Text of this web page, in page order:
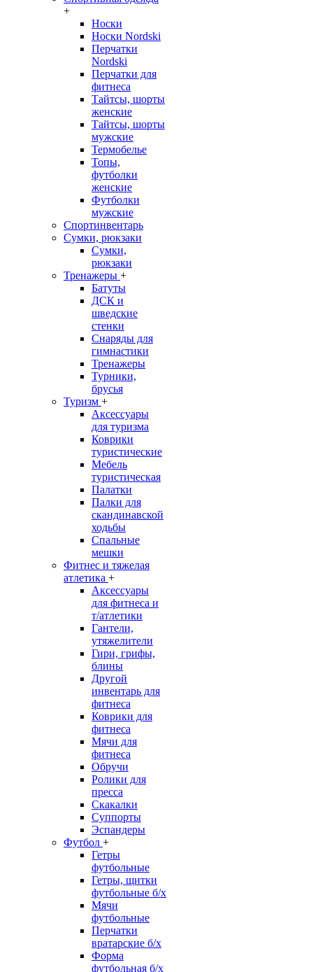
+
Носки
Носки Nordski
Перчатки
Nordski
Перчатки для
фитнеса
Тайтсы, шорты
женские
Тайтсы, шорты
мужские
Термобелье
Топы,
футболки
женские
Футболки
мужские
Спортинвентарь
Сумки, рюкзаки
Сумки,
рюкзаки
Тренажеры +
Батуты
ДСК и
шведские
стенки
Снаряды для
гимнастики
Тренажеры
Турники,
брусья
Туризм +
Аксессуары
для туризма
Коврики
туристические
Мебель
туристическая
Палатки
Палки для
скандинавской
ходьбы
Спальные
мешки
Фитнес и тяжелая
атлетика +
Аксессуары
для фитнеса и
т/атлетики
Гантели,
утяжелители
Гири, грифы,
блины
Другой
инвентарь для
фитнеса
Коврики для
фитнеса
Мячи для
фитнеса
Обручи
Ролики для
пресса
Скакалки
Суппорты
Эспандеры
Футбол +
Гетры
футбольные
Гетры, щитки
футбольные б/х
Мячи
футбольные
Перчатки
вратарские б/х
Форма
футбольная б/х